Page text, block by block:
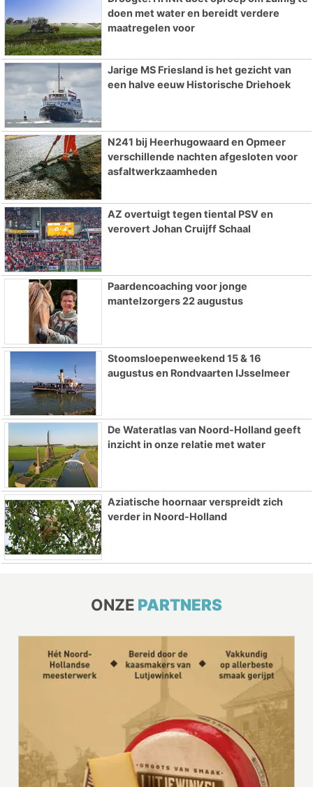
doen met water en bereidt verdere
maatregelen voor
Jarige MS Friesland is het gezicht van
een halve eeuw Historische Driehoek
N241 bij Heerhugowaard en Opmeer
verschillende nachten afgesloten voor
asfaltwerkzaamheden
AZ overtuigt tegen tiental PSV en
verovert Johan Cruijff Schaal
Paardencoaching voor jonge
mantelzorgers 22 augustus
Stoomsloepenweekend 15 & 16
augustus en Rondvaarten IJsselmeer
De Wateratlas van Noord-Holland geeft
inzicht in onze relatie met water
Aziatische hoornaar verspreidt zich
verder in Noord-Holland
ONZE PARTNERS